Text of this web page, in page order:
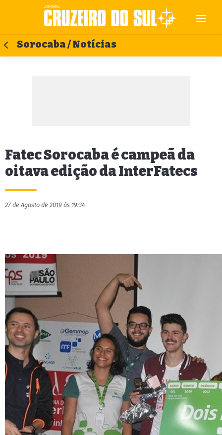
Sorocaba / Notícias
Fatec Sorocaba é campeã da
oitava edição da InterFatecs
27 de Agosto de 2019 às 19:34